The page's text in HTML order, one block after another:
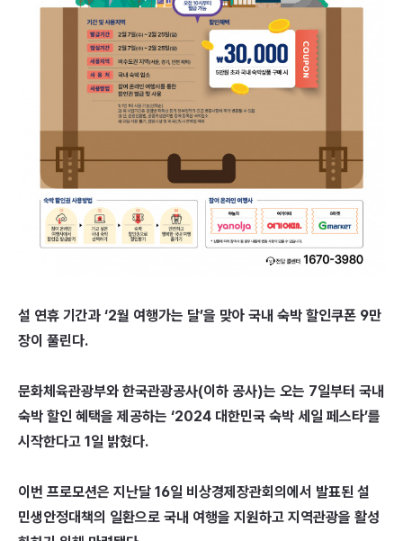
설 연휴 기간과 ‘2월 여행가는 달’을 맞아 국내 숙박 할인쿠폰 9만
장이 풀린다.
문화체육관광부와 한국관광공사(이하 공사)는 오는 7일부터 국내
숙박 할인 혜택을 제공하는 ‘2024 대한민국 숙박 세일 페스타’를
시작한다고 1일 밝혔다.
이번 프로모션은 지난달 16일 비상경제장관회의에서 발표된 설
민생안정대책의 일환으로 국내 여행을 지원하고 지역관광을 활성